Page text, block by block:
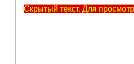
Скрытый текст. Для